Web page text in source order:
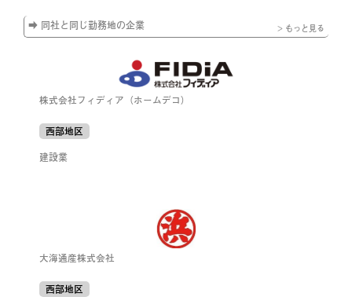
➡ 同社と同じ勤務地の企業 > もっと見る
株式会社フィディア（ホームデコ）
西部地区
建設業
大海通産株式会社
西部地区